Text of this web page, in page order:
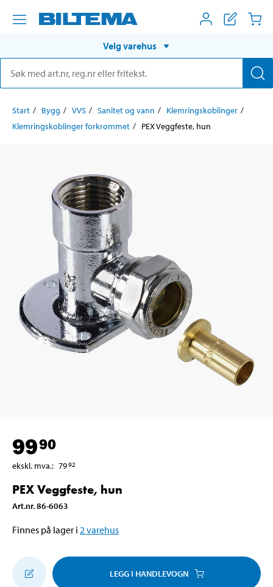
Velg varehus
Start Bygg VVS Sanitet og vann
Klemringskoblinger
Klemringskoblinger forkrommet
PEX Veggfeste, hun
9990
ekskl. mva.: 7992
PEX Veggfeste, hun
Art.nr.86-6063
Finnes på lager i 2 varehus
LEGG I HANDLEVOGN